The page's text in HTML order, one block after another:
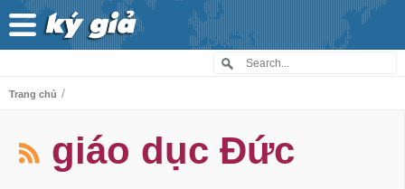
Trang chủ /
giáo dục Đức